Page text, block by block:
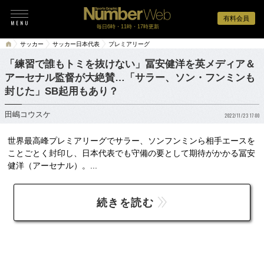
有料会員
毎日6時・11時・17時更新
サッカー サッカー日本代表 プレミアリーグ
「練習で誰もトミを抜けない」冨安健洋を英メディア＆
アーセナル監督が大絶賛…「サラー、ソン・フンミンも
封じた」SB起用もあり？
田嶋コウスケ 2022/11/23 17:00
世界最高峰プレミアリーグでサラー、ソンフンミンら相手エースを
ことごとく封印し、日本代表でも守備の要として期待がかかる冨安
健洋（アーセナル）。...
続きを読む